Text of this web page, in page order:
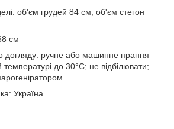
об'єм грудей 84 см; об'єм стегон
см
догляду: ручне або машинне прання
до 30°C; не відбілювати;
Україна